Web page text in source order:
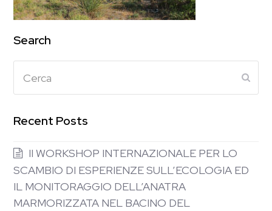
Search
Recent Posts
II WORKSHOP INTERNAZIONALE PER LO
SCAMBIO DI ESPERIENZE SULL’ECOLOGIA ED
IL MONITORAGGIO DELL’ANATRA
MARMORIZZATA NEL BACINO DEL